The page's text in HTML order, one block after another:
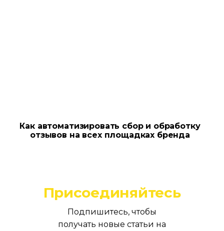
Как автоматизировать сбор и обработку
отзывов на всех площадках бренда
Присоединяйтесь
Подпишитесь, чтобы
получать новые статьи на